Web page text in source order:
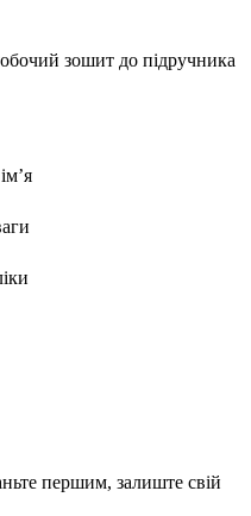
зошит до підручника
першим, залиште свій